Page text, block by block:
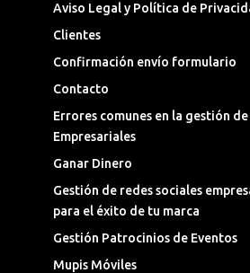
Aviso Legal y Política de
Clientes
Confirmación envío formulario
Contacto
Errores comunes en la gestión de
Empresariales
Ganar Dinero
Gestión de redes sociales
para el éxito de tu marca
Gestión Patrocinios de Eventos
Mupis Móviles